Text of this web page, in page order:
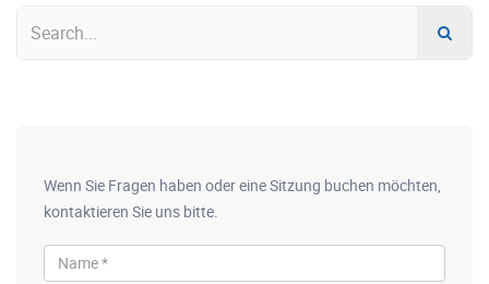
Wenn Sie Fragen haben oder eine Sitzung buchen möchten,
kontaktieren Sie uns bitte.